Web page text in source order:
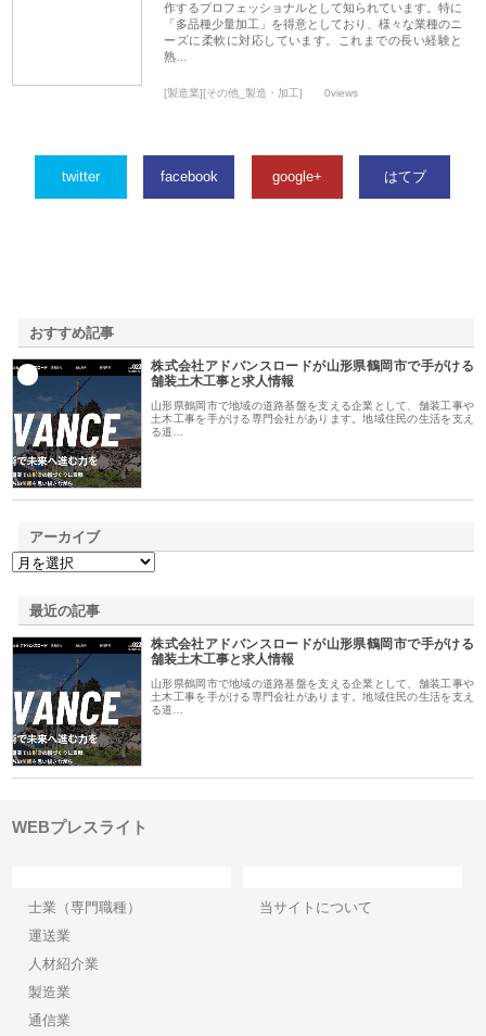
作するプロフェッショナルとして知られています。特に
「多品種少量加工」を得意としており、様々な業種のニ
ーズに柔軟に対応しています。これまでの長い経験と
熟…
[製造業][その他_製造・加工] 0views
twitter facebook google+ はてブ
おすすめ記事
株式会社アドバンスロードが山形県鶴岡市で手がける
舗装土木工事と求人情報
山形県鶴岡市で地域の道路基盤を支える企業として、舗装工事や
土木工事を手がける専門会社があります。地域住民の生活を支え
る道…
アーカイブ
最近の記事
株式会社アドバンスロードが山形県鶴岡市で手がける
舗装土木工事と求人情報
山形県鶴岡市で地域の道路基盤を支える企業として、舗装工事や
土木工事を手がける専門会社があります。地域住民の生活を支え
る道…
WEBプレスライト
士業（専門職種）
運送業
人材紹介業
製造業
通信業
当サイトについて